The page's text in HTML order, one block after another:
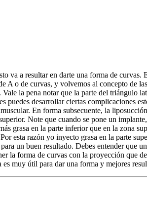
va a resultar en darte una forma de
o de curvas, y volvemos al concepto de
la pena notar que la parte del triángulo
puedes desarrollar ciertas complicaciones
En forma subsecuente, la
Note que cuando se pone un
grasa en la parte inferior que en la zona
esta razón yo inyecto grasa en la parte
un buen resultado. Debes entender que
la forma de curvas con la proyección que
muy útil para dar una forma y mejores